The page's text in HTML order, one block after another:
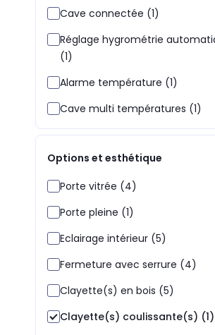
Cave connectée (1)
Réglage hygrométrie
(1)
Alarme température (1)
Cave multi températures (1)
Options et esthétique
Porte vitrée (4)
Porte pleine (1)
Eclairage intérieur (5)
Fermeture avec serrure (4)
Clayette(s) en bois (5)
Clayette(s) coulissante(s) (1)